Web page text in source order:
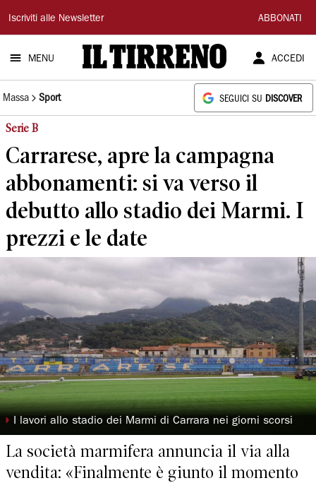
Il
Tirreno
Iscriviti alle Newsletter ABBONATI
MENU ACCEDI
Massa Sport SEGUICI SU DISCOVER
Serie B
Carrarese, apre la campagna
abbonamenti: si va verso il
debutto allo stadio dei Marmi. I
prezzi e le date
◗ I lavori allo stadio dei Marmi di Carrara nei giorni scorsi
La società marmifera annuncia il via alla
vendita: «Finalmente è giunto il momento